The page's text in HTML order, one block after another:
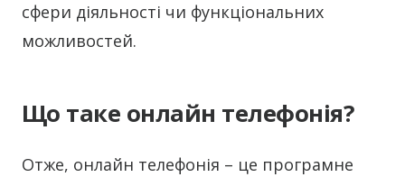
сфери діяльності чи функціональних
можливостей.
Що таке онлайн телефонія?
Отже, онлайн телефонія – це програмне